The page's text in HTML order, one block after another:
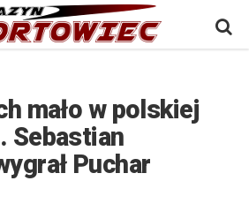
mało w polskiej
Sebastian
Puchar